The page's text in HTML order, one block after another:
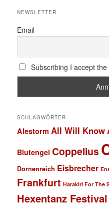
NEWSLETTER
Email
Subscribing I accept
SCHLAGWÖRTER
Alestorm All Will Know
Blutengel Coppelius
Dornenreich Eisbrecher
Frankfurt Harakiri For The
Hexentanz Festival